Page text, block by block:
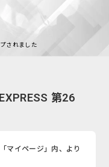
されました
第26
マイページ」内、より